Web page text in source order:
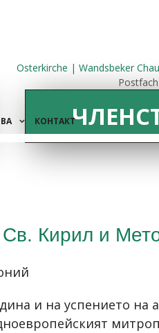
Osterkirche | Wandsbeker
КОНТАКТ
Кирил и
и на успението на